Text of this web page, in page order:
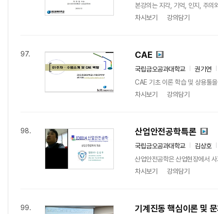
본강의는 지각, 기억, 인지, 주의
차시보기
강의담기
97. CAE
국립금오공과대학교
권기연
CAE 기초 이론 학습 및 상용툴
차시보기
강의담기
98. 산업안전공학특론
국립금오공과대학교
김상호
산업안전공학은 산업현장에서
차시보기
강의담기
99. 기계진동 핵심이론 및